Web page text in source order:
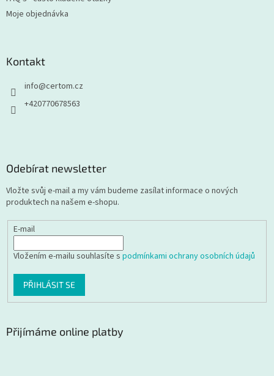
Moje objednávka
Kontakt
info@certom.cz
+420770678563
Odebírat newsletter
Vložte svůj e-mail a my vám budeme zasílat informace o nových
produktech na našem e-shopu.
E-mail
Vložením e-mailu souhlasíte s podmínkami ochrany osobních údajů
PŘIHLÁSIT SE
Přijímáme online platby